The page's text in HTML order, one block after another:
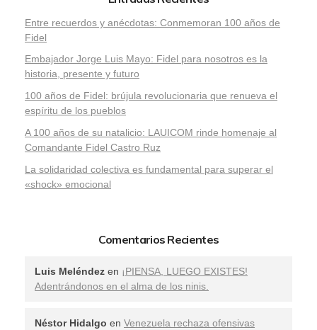
Entre recuerdos y anécdotas: Conmemoran 100 años de
Fidel
Embajador Jorge Luis Mayo: Fidel para nosotros es la
historia, presente y futuro
100 años de Fidel: brújula revolucionaria que renueva el
espíritu de los pueblos
A 100 años de su natalicio: LAUICOM rinde homenaje al
Comandante Fidel Castro Ruz
La solidaridad colectiva es fundamental para superar el
«shock» emocional
Comentarios Recientes
Luis Meléndez en ¡PIENSA, LUEGO EXISTES!
Adentrándonos en el alma de los ninis.
Néstor Hidalgo en Venezuela rechaza ofensivas